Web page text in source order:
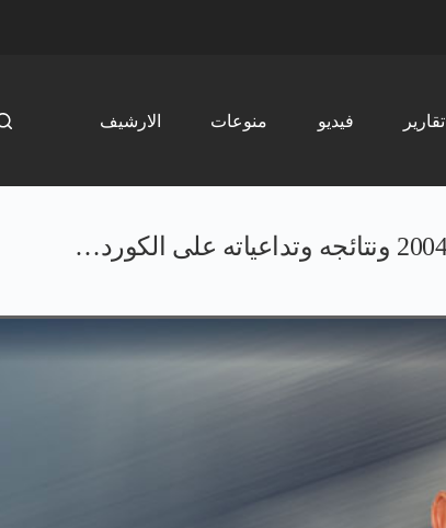
الارشيف منوعات فیدیو تقارير